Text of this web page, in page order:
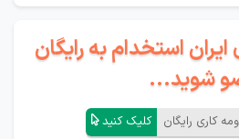
استخدام به رایگان
شوید...
کاری رایگان کلیک کنید